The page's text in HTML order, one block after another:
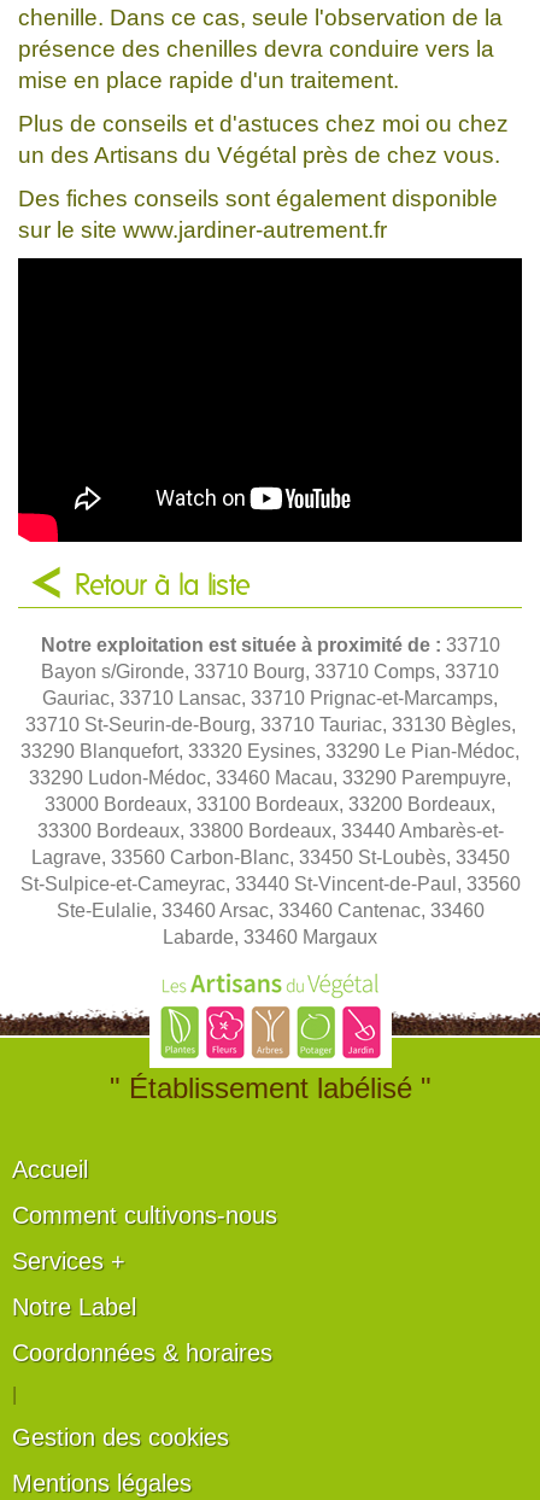
chenille. Dans ce cas, seule l'observation de la
présence des chenilles devra conduire vers la
mise en place rapide d'un traitement.
Plus de conseils et d'astuces chez moi ou chez
un des Artisans du Végétal près de chez vous.
Des fiches conseils sont également disponible
sur le site www.jardiner-autrement.fr
Retour à la liste
Notre exploitation est située à proximité de : 33710
Bayon s/Gironde, 33710 Bourg, 33710 Comps, 33710
Gauriac, 33710 Lansac, 33710 Prignac-et-Marcamps,
33710 St-Seurin-de-Bourg, 33710 Tauriac, 33130 Bègles,
33290 Blanquefort, 33320 Eysines, 33290 Le Pian-Médoc,
33290 Ludon-Médoc, 33460 Macau, 33290 Parempuyre,
33000 Bordeaux, 33100 Bordeaux, 33200 Bordeaux,
33300 Bordeaux, 33800 Bordeaux, 33440 Ambarès-et-
Lagrave, 33560 Carbon-Blanc, 33450 St-Loubès, 33450
St-Sulpice-et-Cameyrac, 33440 St-Vincent-de-Paul, 33560
Ste-Eulalie, 33460 Arsac, 33460 Cantenac, 33460
Labarde, 33460 Margaux
" Établissement labélisé "
Accueil
Comment cultivons-nous
Services +
Notre Label
Coordonnées & horaires
Gestion des cookies
Mentions légales